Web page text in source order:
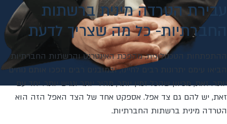
עבירת הטרדה מינית ברשתות
החברתיות- כל מה שצריך לדעת
ההתפתחות הטכנולוגית, מהפכת האינטרנט והרשתות החברתיות
הביאו עימם יתרונות רבים לחיינו, ובמובנים רבים הפכו אותם נוחים
יותר. זאת, מכיוון שהכל זמין יותר, מהיר יותר ונגיש יותר. יחד עם
זאת, יש להם גם צד אפל. אספקט אחד של הצד האפל הזה הוא
הטרדה מינית ברשתות החברתיות.